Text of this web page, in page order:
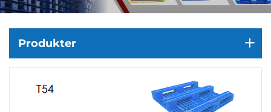
Produkter